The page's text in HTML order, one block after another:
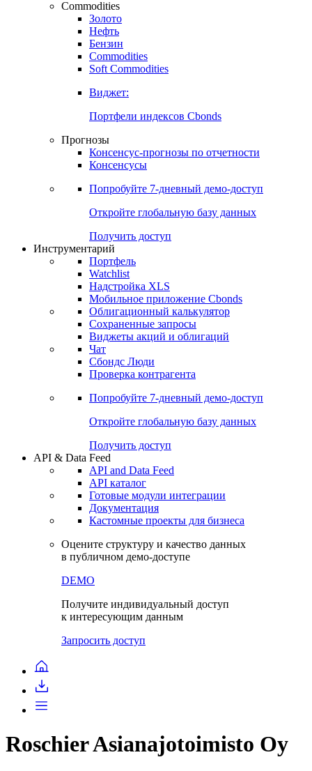
Commodities
Золото
Нефть
Бензин
Commodities
Soft Commodities
Виджет:
Портфели индексов Cbonds
Прогнозы
Консенсус-прогнозы по отчетности
Консенсусы
Попробуйте 7-дневный демо-доступ
Откройте глобальную базу данных
Получить доступ
Инструментарий
Портфель
Watchlist
Надстройка XLS
Мобильное приложение Cbonds
Облигационный калькулятор
Сохраненные запросы
Виджеты акций и облигаций
Чат
Сбондс Люди
Проверка контрагента
Попробуйте 7-дневный демо-доступ
Откройте глобальную базу данных
Получить доступ
API & Data Feed
API and Data Feed
API каталог
Готовые модули интеграции
Документация
Кастомные проекты для бизнеса
Оцените структуру и качество данных
в публичном демо-доступе
DEMO
Получите индивидуальный доступ
к интересующим данным
Запросить доступ
Roschier Asianajotoimisto Oy